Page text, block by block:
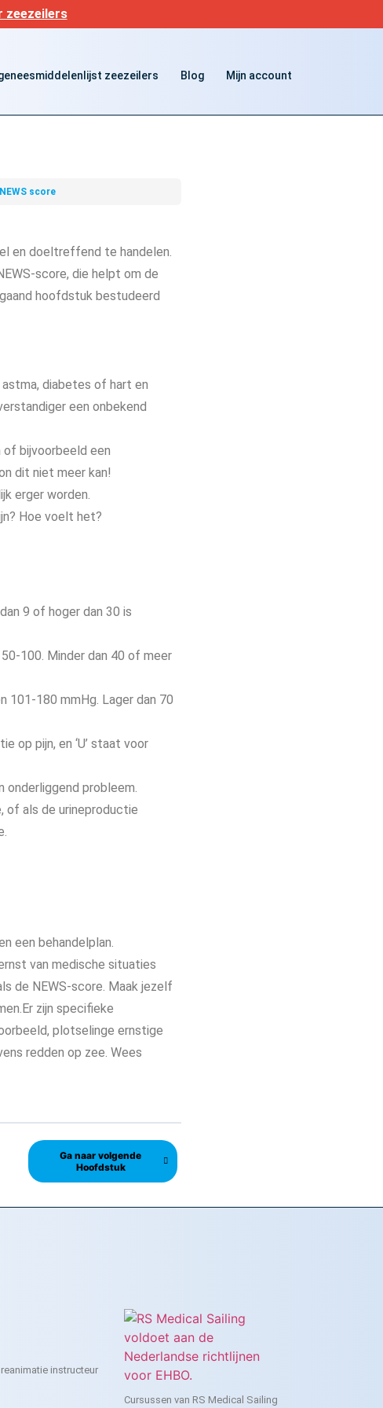
zeezeilers
zeezeilers Blog Mijn account
score
en doeltreffend te handelen.
score, die helpt om de
hoofdstuk bestudeerd
diabetes of hart en
een onbekend
of bijvoorbeeld een
dit niet meer kan!
erger worden.
Hoe voelt het?
9 of hoger dan 30 is
100. Minder dan 40 of meer
101-180 mmHg. Lager dan 70
op pijn, en ‘U’ staat voor
onderliggend probleem.
of als de urineproductie
een behandelplan.
van medische situaties
de NEWS-score. Maak jezelf
zijn specifieke
plotselinge ernstige
redden op zee. Wees
Ga naar volgende
Hoofdstuk
reanimatie instructeur
Cursussen van RS Medical Sailing